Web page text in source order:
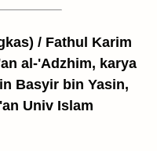
/ Fathul Karim
al-'Adzhim, karya
Basyir bin Yasin,
Univ Islam